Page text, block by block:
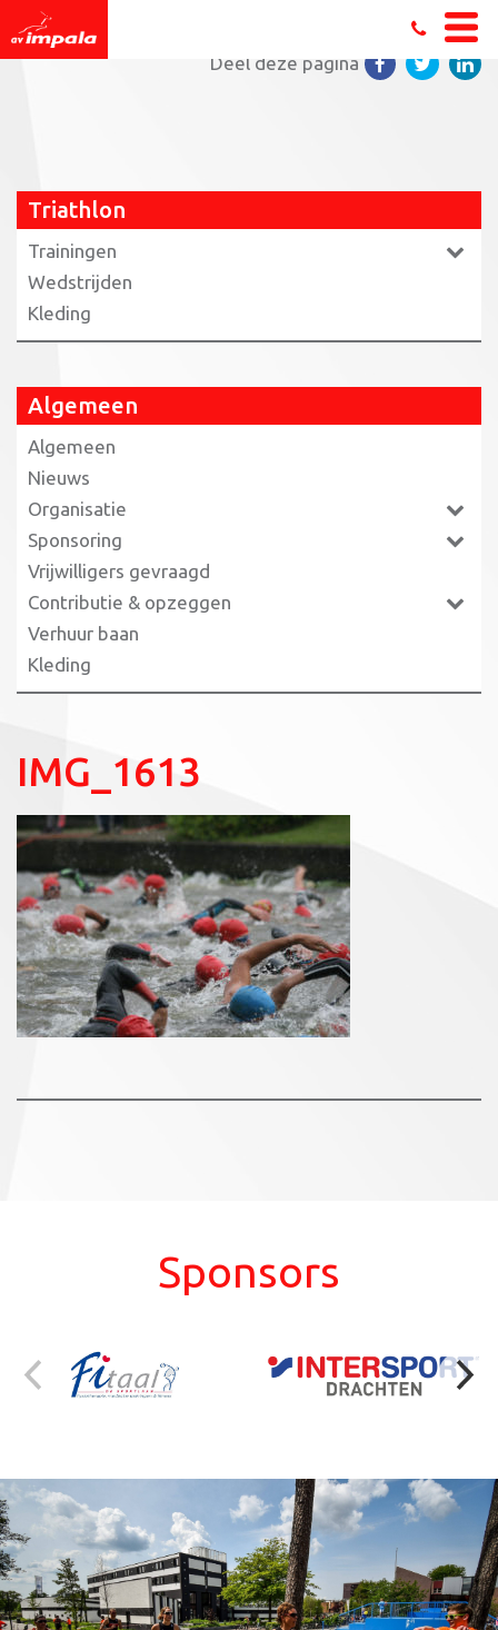
Home»Triathlon
Deel deze pagina
Triathlon
Trainingen
Wedstrijden
Kleding
Algemeen
Algemeen
Nieuws
Organisatie
Sponsoring
Vrijwilligers gevraagd
Contributie & opzeggen
Verhuur baan
Kleding
IMG_1613
Sponsors